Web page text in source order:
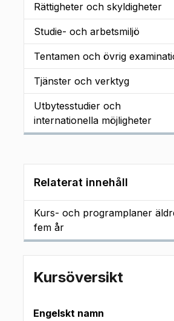
Rättigheter och skyldigheter
Studie- och arbetsmiljö
Tentamen och övrig
Tjänster och verktyg
Utbytesstudier och
internationella möjligheter
Relaterat innehåll
Kurs- och programplaner
fem år
Kursöversikt
Engelskt namn